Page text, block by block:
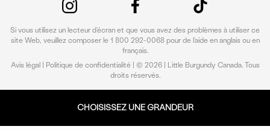
Avis légal| Politique de confidentialité | © 2026 | Little Burgundy Canada. Tous
droits réservés.
Si vous utilisez un lecteur d’écran et que vous avez des problèmes à utiliser ce
site Web, veuillez composer le 1 800 292-0068 pour de l’aide en anglais ou en
français.
CHOISISSEZ UNE GRANDEUR